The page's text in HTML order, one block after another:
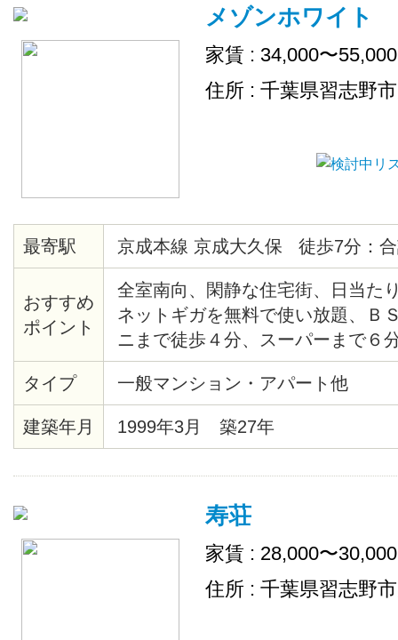
メゾンホワイト
家賃 : 34,000〜
住所 : 千葉県習志野
最寄駅 京成本線 京成大久保 徒歩7分：
おすすめ
ポイント
全室南向、閑静な住宅街、日当た
ネットギガを無料で使い放題、Ｂ
ニまで徒歩４分、スーパーまで
オン等 スーパーは１年後に徒歩７
ンします(マルエツ駅前店29年12
タイプ 一般マンション・アパート他
建築年月 1999年3月 築27年
寿荘
家賃 : 28,000〜
住所 : 千葉県習志野